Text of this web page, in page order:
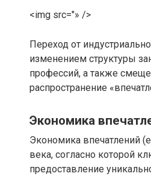
<img src="» />
Переход от
изменением структуры
профессий, а также
распространение
Экономика
Экономика впечатлений
века, согласно которой
предоставление